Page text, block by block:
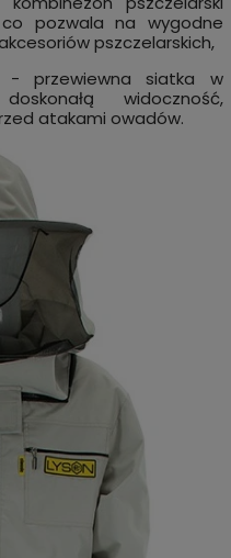
pozwala na wygodne
pszczelarskich,
- przewiewna siatka w
widoczność,
atakami owadów.